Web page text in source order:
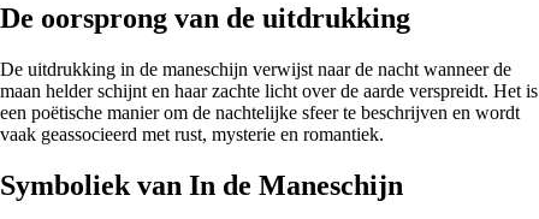
De oorsprong van de uitdrukking
De uitdrukking in de maneschijn verwijst naar de nacht wanneer de
maan helder schijnt en haar zachte licht over de aarde verspreidt. Het is
een poëtische manier om de nachtelijke sfeer te beschrijven en wordt
vaak geassocieerd met rust, mysterie en romantiek.
Symboliek van In de Maneschijn